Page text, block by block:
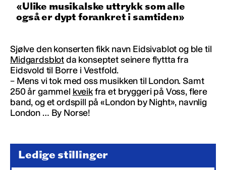
Ulike musikalske uttrykk som alle
også er dypt forankret i samtiden
Sjølve den konserten fikk navn Eidsivablot og ble til
Midgardsblotda konseptet seinere flyttta fra
Eidsvold til Borre i Vestfold.
– Mens vi tok med oss musikken til London. Samt
250 år gammel kveikfra et bryggeri på Voss, flere
band, og et ordspill på «London by Night», navnlig
London … By Norse!
Ledige stillinger